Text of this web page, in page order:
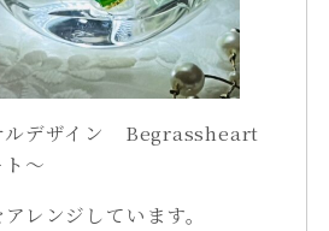
ルデザイン Begrassheart
～
レンジしています。